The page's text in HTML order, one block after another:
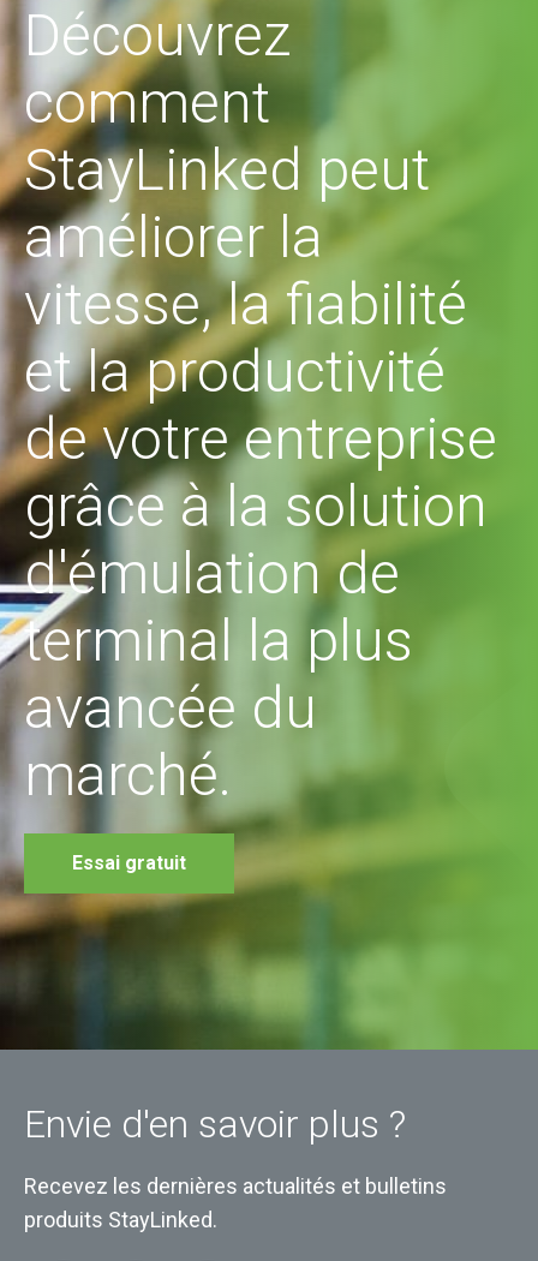
Découvrez
comment
StayLinked peut
améliorer la
vitesse, la fiabilité
et la productivité
de votre entreprise
grâce à la solution
d'émulation de
terminal la plus
avancée du
marché.
Essai gratuit
Envie d'en savoir plus ?
Recevez les dernières actualités et bulletins
produits StayLinked.